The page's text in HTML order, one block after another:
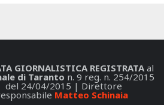
GIORNALISTICA REGISTRATAal
di Taranto n. 9 reg. n. 254/2015
del 24/04/2015 | Direttore
Matteo Schinaia